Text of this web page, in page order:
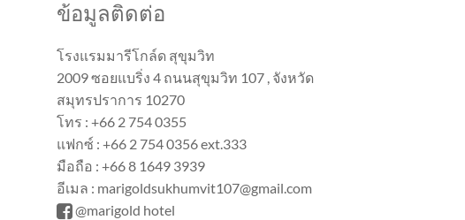
ข้อมูลติดต่อ
โรงแรมมารีโกล์ด สุขุมวิท
2009 ซอยแบริ่ง 4 ถนนสุขุมวิท 107 , จังหวัด
สมุทรปราการ 10270
โทร : +66 2 754 0355
แฟกซ์ : +66 2 754 0356 ext.333
มือถือ : +66 8 1649 3939
อีเมล : marigoldsukhumvit107@gmail.com
@marigold hotel